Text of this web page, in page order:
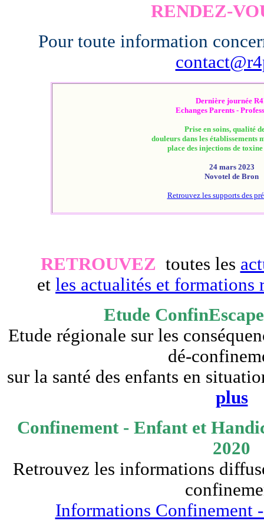
RENDEZ-
Pour toute information
Dernière journée
Echanges Parents -
Prise en soins, qualité
douleurs dans les établissements
place des injections de
24 mars 2023
Novotel de Bron
Retrouvez les supports des
RETROUVEZ toutes les
et les actualités et formations
Etude
Etude régionale sur les
dé-
sur la santé des enfants en
plus
Confinement - Enfant et
2020
Retrouvez les informations
Informations Confinement